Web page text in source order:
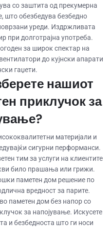
со заштита од прекумерна
што обезбедува безбедно
уреди. Издржливата
при долготрајна употреба.
за широк спектар на
до кујнски апарати
гаџети.
нашиот
приклучок за
материјали и
сигурни перформанси.
тим за услуги на клиентите
било прашања или грижи.
паметен дом решение по
вредност за парите.
паметен дом без напор со
за напојување. Искусете
и безбедноста што ги носи